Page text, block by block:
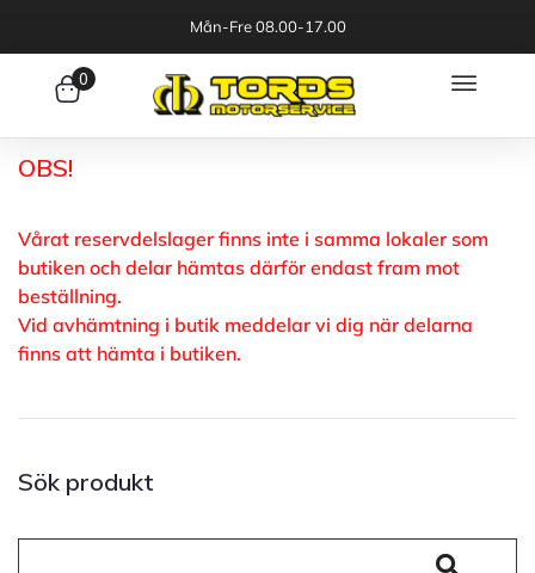
Mån-Fre 08.00-17.00
0
OBS!
Vårat reservdelslager finns inte i samma lokaler som
butiken och delar hämtas därför endast fram mot
beställning.
Vid avhämtning i butik meddelar vi dig när delarna
finns att hämta i butiken.
Sök produkt